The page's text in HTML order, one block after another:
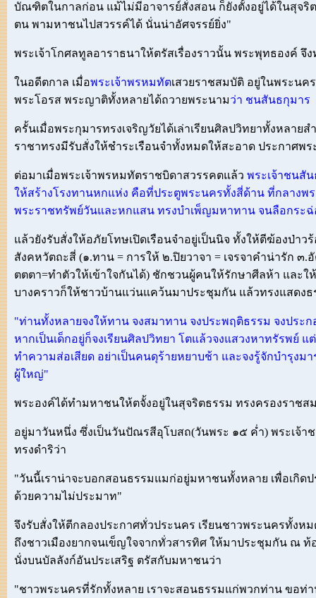
บัณฑิตในกาลก่อน แม้ไม่มีอาจารย์สั่งสอน ก็ยังตั้งอยู่ได้ในสุจริ
ตน พามหาชนไปสวรรค์ได้ นั่นน่าอัศจรรย์ยิ่ง"
พระเจ้าโกศลทูลอาราธนาให้ตรัสเรื่องราวนั้น พระพุทธองค์ จึ
ในอดีตกาล เมื่อพระเจ้าพรหมทัตเสวยราชสมบัติ อยู่ในพระน
พระโอรส พระญาติทั้งหลายได้ถวายพระนามว่า ชนสันธกุมาร
ครั้นเมื่อพระกุมารทรงเจริญวัยได้เล่าเรียนศิลปวิทยาทั้งหลายส
ราชาทรงมีรับสั่งให้ชำระเรือนจำทั้งหมดให้สะอาด ประกาศพ
ต่อมาเมื่อพระเจ้าพรหมทัตราชบิดาสวรรคตแล้ว พระเจ้าชนสั
ให้สร้างโรงทานหกแห่ง คือที่ประตูพระนครทั้งสี่ด้าน ที่กลางพ
พระราชทรัพย์วันและหกแสน ทรงบำเพ็ญมหาทาน จนลือกระ
แล้วยังรับสั่งให้อภัยโทษเปิดเรือนจำอยู่เป็นนิจ ทั้งให้ตีฆ้องป่าว
สังคหวัตถะสี่ (๑.ทาน = การให้ ๒.ปิยวาจา = เจรจาคำน่ารัก ๓
ตตตา=ทำตัวให้เข้าใจกันได้) ชักชวนผู้คนให้รักษาศีลห้า และ
บางคราวก็ให้ชาวบ้านแว่นแคว้นมาประชุมกัน แล้วทรงแสดง
"ท่านทั้งหลายจงให้ทาน จงสมาทาน จงประพฤติธรรม จงประ
หากเป็นเด็กอยู่ก็จงเรียนศิลปวิทยา โตแล้วจงแสวงหาทรัรพย์
ทำความส่อเสียด อย่าเป็นคนดุร้ายหยาบช้า และจงรู้จักบำรุง
ผู้ใหญ่"
พระองค์ได้ทำมหาชนให้ตจั้งอยู่ในสุจริตธรรม ทรงครองราชส
อยู่มาวันหนึ่ง ซึ่งเป็นวันปัณรสีอุโบสถ(วันพระ ๑๕ ค่ำ) พระเจ้
ทรงดำริว่า
"วันนี้เราน่าจะบอกสอนธรรมแมก่อยู่มหาชนทั้งหลาย เพื่อเกิด
ด้วยความไม่ประมาท"
จึงรับสั่งให้ตีกลองประกาศทั่วประนคร เรียนชาวพระนครทั้งห
ถึงชาวเมืองยากจนเข็ญใจจากทั่วสารทิศ ให้มาประชุมกัน ณ
นั่งบนบัลลังก์อันประเสริฐ ตรัสกับมหาชนว่า
"ชาวพระนครที่รักทั้งหลาย เราจะสอนธรรมแก่พวกท่าน ขอท่า